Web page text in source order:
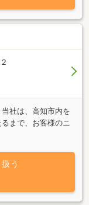
社は、高知市内を
まで、お客様のニ
をご紹介する信頼
う